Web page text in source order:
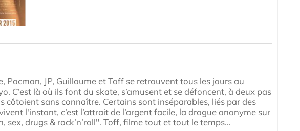
Pacman, JP, Guillaume et Toff se retrouvent tous les jours au
C’est là où ils font du skate, s’amusent et se défoncent, à deux pas
côtoient sans connaître. Certains sont inséparables, liés par des
l'instant, c’est l’attrait de l’argent facile, la drague anonyme sur
sex, drugs & rock’n’roll". Toff, filme tout et tout le temps…